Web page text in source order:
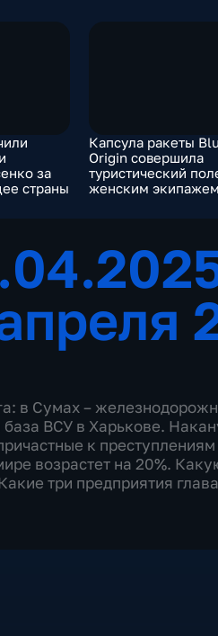
за
страны
Капсула ракеты
Origin совершила
туристический
женским экипажем
в Сумах –
ВСУ в Харькове.
к
возрастет на 20%.
три предприятия